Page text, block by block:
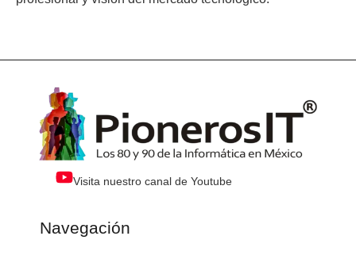
Visita nuestro canal de Youtube
Navegación